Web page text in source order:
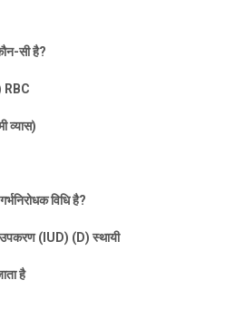
सी है?
RBC
व्यास)
विधि है?
उपकरण (IUD) (D)स्थायी
है